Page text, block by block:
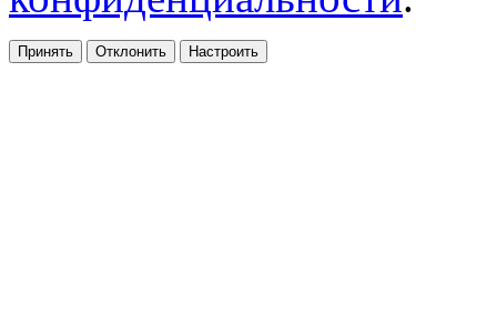
Принять Отклонить Настроить